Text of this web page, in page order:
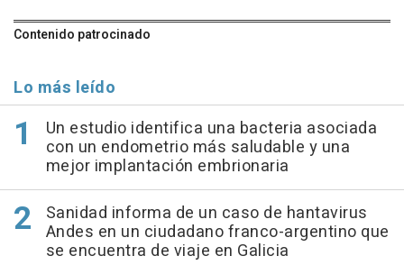
Contenido patrocinado
Lo más leído
Un estudio identifica una bacteria asociada
con un endometrio más saludable y una
mejor implantación embrionaria
Sanidad informa de un caso de hantavirus
Andes en un ciudadano franco-argentino que
se encuentra de viaje en Galicia